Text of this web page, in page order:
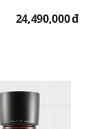
24,490,000đ